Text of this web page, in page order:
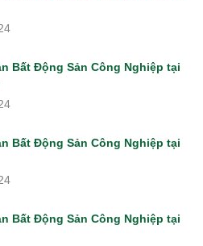
Bất Động Sản Công Nghiệp tại
Bất Động Sản Công Nghiệp tại
Bất Động Sản Công Nghiệp tại